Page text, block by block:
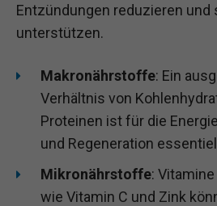
Entzündungen reduzieren und
unterstützen.
Makronährstoffe: Ein
Verhältnis von
Proteinen ist für die
und Regeneration
Mikronährstoffe:
wie Vitamin C und Zink